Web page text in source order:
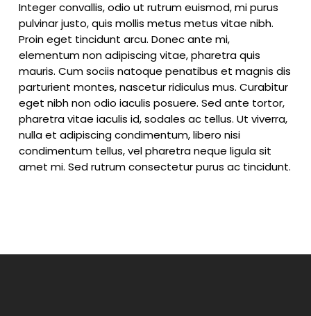
Integer convallis, odio ut rutrum euismod, mi purus
pulvinar justo, quis mollis metus metus vitae nibh.
Proin eget tincidunt arcu. Donec ante mi,
elementum non adipiscing vitae, pharetra quis
mauris. Cum sociis natoque penatibus et magnis dis
parturient montes, nascetur ridiculus mus. Curabitur
eget nibh non odio iaculis posuere. Sed ante tortor,
pharetra vitae iaculis id, sodales ac tellus. Ut viverra,
nulla et adipiscing condimentum, libero nisi
condimentum tellus, vel pharetra neque ligula sit
amet mi. Sed rutrum consectetur purus ac tincidunt.